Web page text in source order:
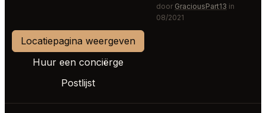
door GraciousPart13 in
08/2021
Locatiepagina weergeven
Huur een conciërge
Postlijst